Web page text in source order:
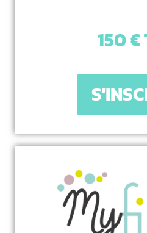
150 €